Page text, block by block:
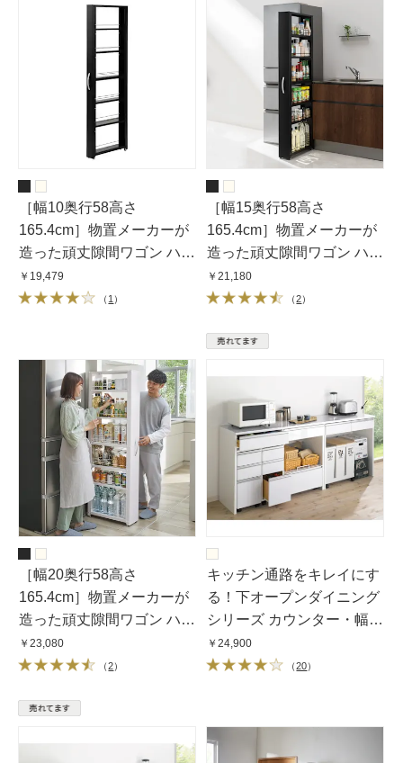
［幅10奥行58高さ
165.4cm］物置メーカーが
造った頑丈隙間ワゴン ハイ
タイプ
￥19,479
（ 1 ）
［幅15奥行58高さ
165.4cm］物置メーカーが
造った頑丈隙間ワゴン ハイ
タイプ
￥21,180
（2）
［幅20奥行58高さ
165.4cm］物置メーカーが
造った頑丈隙間ワゴン ハイ
タイプ
￥23,080
（2）
キッチン通路をキレイにす
る！下オープンダイニング
シリーズ カウンター・幅
90cm高さ85cm
￥24,900
（20）